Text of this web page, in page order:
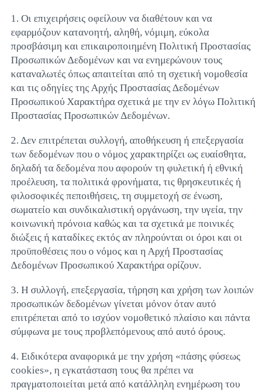
Conditions d’utilisation
Politique de Cookies
Politique de confidentialité
1. Οι επιχειρήσεις οφείλουν να διαθέτουν και να
εφαρμόζουν κατανοητή, αληθή, νόμιμη, εύκολα
προσβάσιμη και επικαιροποιημένη Πολιτική Προστασίας
Προσωπικών Δεδομένων και να ενημερώνουν τους
καταναλωτές όπως απαιτείται από τη σχετική νομοθεσία
και τις οδηγίες της Αρχής Προστασίας Δεδομένων
Προσωπικού Χαρακτήρα σχετικά με την εν λόγω Πολιτική
Προστασίας Προσωπικών Δεδομένων.
2. Δεν επιτρέπεται συλλογή, αποθήκευση ή επεξεργασία
των δεδομένων που ο νόμος χαρακτηρίζει ως ευαίσθητα,
δηλαδή τα δεδομένα που αφορούν τη φυλετική ή εθνική
προέλευση, τα πολιτικά φρονήματα, τις θρησκευτικές ή
φιλοσοφικές πεποιθήσεις, τη συμμετοχή σε ένωση,
σωματείο και συνδικαλιστική οργάνωση, την υγεία, την
κοινωνική πρόνοια καθώς και τα σχετικά με ποινικές
διώξεις ή καταδίκες εκτός αν πληρούνται οι όροι και οι
προϋποθέσεις που ο νόμος και η Αρχή Προστασίας
Δεδομένων Προσωπικού Χαρακτήρα ορίζουν.
3. Η συλλογή, επεξεργασία, τήρηση και χρήση των λοιπών
προσωπικών δεδομένων γίνεται μόνον όταν αυτό
επιτρέπεται από το ισχύον νομοθετικό πλαίσιο και πάντα
σύμφωνα με τους προβλεπόμενους από αυτό όρους.
4. Ειδικότερα αναφορικά με την χρήση «πάσης φύσεως
cookies», η εγκατάσταση τους θα πρέπει να
πραγματοποιείται μετά από κατάλληλη ενημέρωση του